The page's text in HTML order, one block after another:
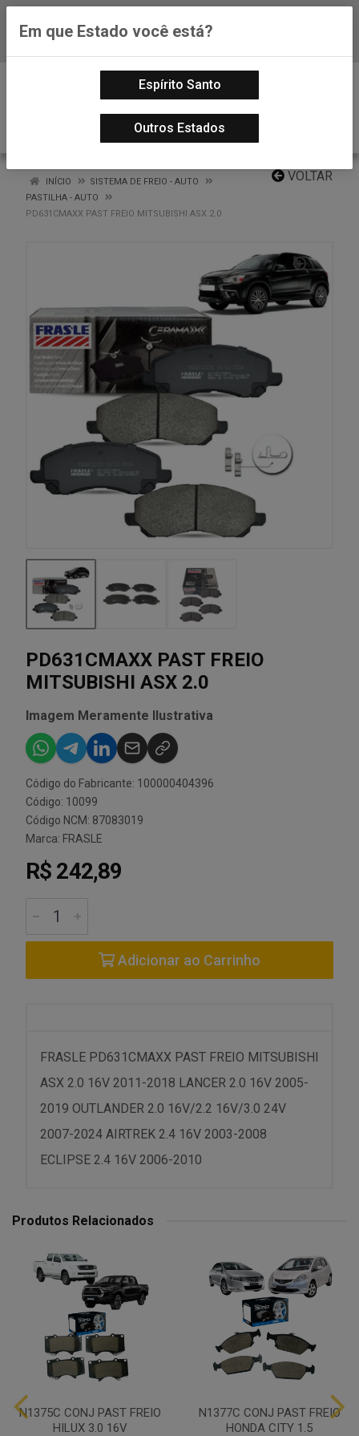
Baixe já nosso APP
VOLTAR
INÍCIO
SISTEMA DE FREIO - AUTO
PASTILHA - AUTO
PD631CMAXX PAST FREIO MITSUBISHI ASX 2.0
PD631CMAXX PAST FREIO
MITSUBISHI ASX 2.0
Imagem Meramente Ilustrativa
Código do Fabricante: 100000404396
Código: 10099
Código NCM: 87083019
Marca: FRASLE
R$ 242,89
Adicionar ao Carrinho
FRASLE PD631CMAXX PAST FREIO MITSUBISHI
ASX 2.0 16V 2011-2018 LANCER 2.0 16V 2005-
2019 OUTLANDER 2.0 16V/2.2 16V/3.0 24V
2007-2024 AIRTREK 2.4 16V 2003-2008
ECLIPSE 2.4 16V 2006-2010
Produtos Relacionados
N1375C CONJ PAST FREIO
HILUX 3.0 16V
N1377C CONJ PAST FREIO
HONDA CITY 1.5
Em que Estado você está?
Espírito Santo
Outros Estados